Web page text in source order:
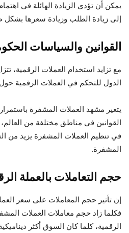
يمكن أن تؤدي الزيادة الهائلة في
إلى زيادة الطلب وزيادة سعرها
القوانين والسياسات
مع تزايد استخدام العملات الرقمية،
الدول للتحكم في العملات الرقمية حول
يتغير مشهد العملات المشفرة
القوانين في مناطق مختلفة من
في تنظيم العملات المشفرة يزيد من
المشفرة.
حجم التعاملات بالعملة
إن تأثير حجم المعاملات على سعر
فكلما زاد حجم معاملات العملات
الرقمية، كلما كان السوق أكثر